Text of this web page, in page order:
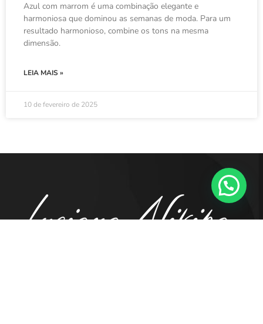
Azul com marrom é uma combinação elegante e
harmoniosa que dominou as semanas de moda. Para um
resultado harmonioso, combine os tons na mesma
dimensão.
LEIA MAIS »
10 de fevereiro de 2025